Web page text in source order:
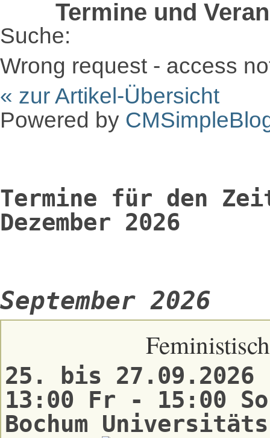
Termine und
Suche:
Wrong request - access
« zur Artikel-Übersicht
Powered by
Termine für den
Dezember 2026
September 2026
25. bis 27.09.2026
13:00 Fr - 15:00
Bochum